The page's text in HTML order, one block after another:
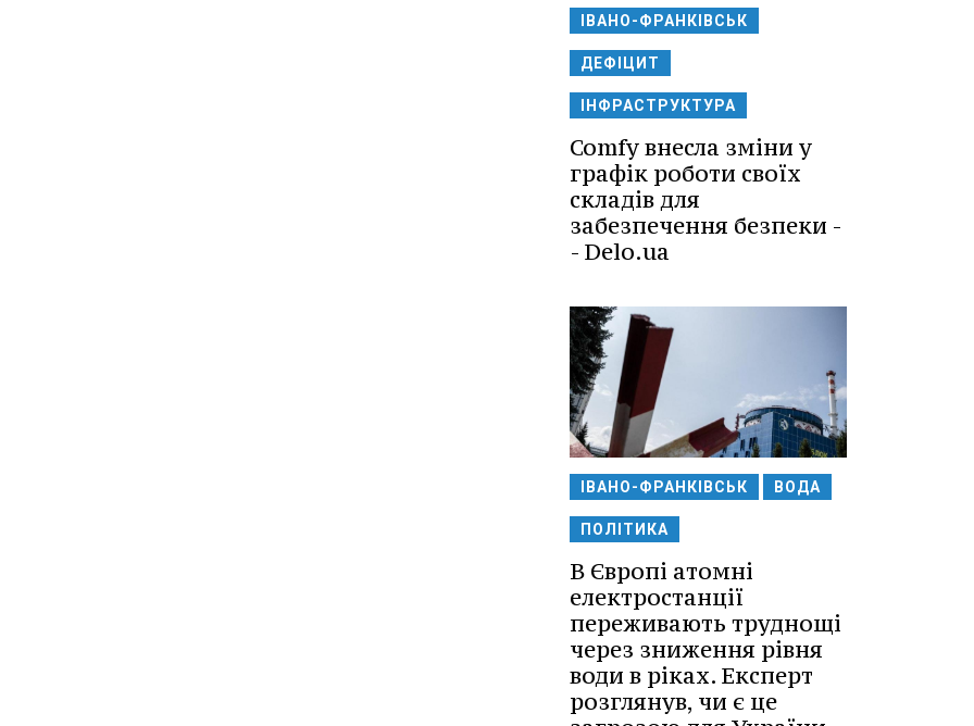
ІВАНО-ФРАНКІВСЬК
ДЕФІЦИТ
ІНФРАСТРУКТУРА
Comfy внесла зміни у
графік роботи своїх
складів для
забезпечення безпеки -
- Delo.ua
ІВАНО-ФРАНКІВСЬК ВОДА
ПОЛІТИКА
В Європі атомні
електростанції
переживають труднощі
через зниження рівня
води в ріках. Експерт
розглянув, чи є це